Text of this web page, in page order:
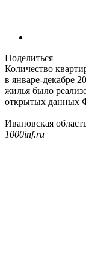
Поделиться
Количество
в январе-декабре
жилья было
открытых данных
Ивановская
1000inf.ru